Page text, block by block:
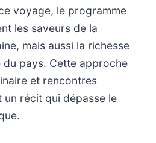
voyage, le programme
les saveurs de la
mais aussi la richesse
du pays. Cette approche
et rencontres
récit qui dépasse le